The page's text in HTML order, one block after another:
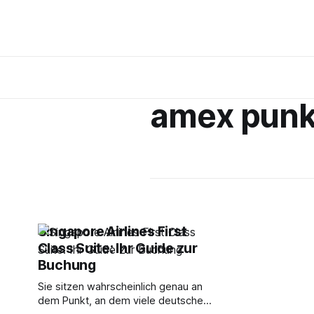
amex
Singapore Airlines First
Class Suite: Ihr Guide zur
Buchung
Sie sitzen wahrscheinlich genau an
dem Punkt, an dem viele deutsche